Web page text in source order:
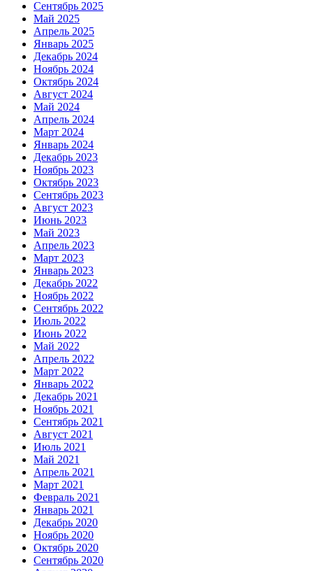
Сентябрь 2025
Май 2025
Апрель 2025
Январь 2025
Декабрь 2024
Ноябрь 2024
Октябрь 2024
Август 2024
Май 2024
Апрель 2024
Март 2024
Январь 2024
Декабрь 2023
Ноябрь 2023
Октябрь 2023
Сентябрь 2023
Август 2023
Июнь 2023
Май 2023
Апрель 2023
Март 2023
Январь 2023
Декабрь 2022
Ноябрь 2022
Сентябрь 2022
Июль 2022
Июнь 2022
Май 2022
Апрель 2022
Март 2022
Январь 2022
Декабрь 2021
Ноябрь 2021
Сентябрь 2021
Август 2021
Июль 2021
Май 2021
Апрель 2021
Март 2021
Февраль 2021
Январь 2021
Декабрь 2020
Ноябрь 2020
Октябрь 2020
Сентябрь 2020